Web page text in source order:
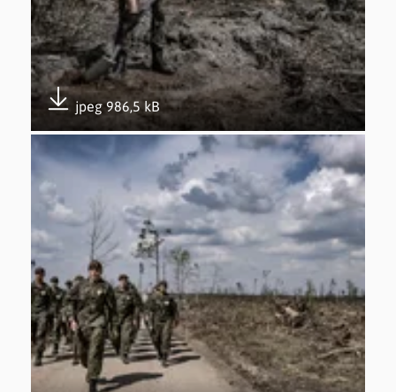
jpeg 986,5 kB
Pobierz załącznik
Otwórz załącznik Udział w akcji #sadziMy – 26.04.2019